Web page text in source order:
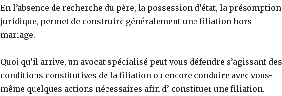
En l’absence de recherche du père, la possession d’état, la présomption
juridique, permet de construire généralement une filiation hors
mariage.
Quoi qu’il arrive, un avocat spécialisé peut vous défendre s’agissant des
conditions constitutives de la filiation ou encore conduire avec vous-
même quelques actions nécessaires afin d’ constituer une filiation.